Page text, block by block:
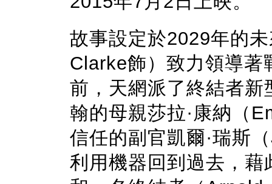
故事設定於2029年的
Clarke飾）致力領導著
前，天網派了終結者
翰的母親莎拉·康納（
信任的副官凱爾·瑞斯
利用機器回到過去，藉